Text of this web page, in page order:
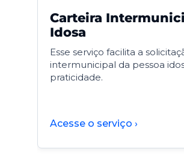
Carteira
Idosa
Esse serviço facilita a
intermunicipal da pessoa
praticidade.
Acesse o serviço ›